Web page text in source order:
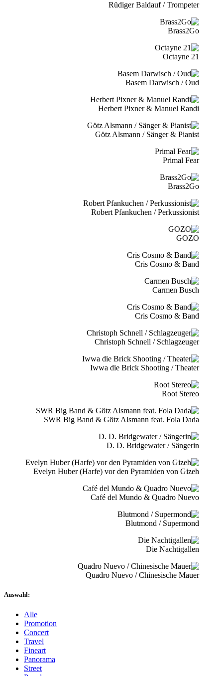
Rüdiger Baldauf / Trompeter
Brass2Go
21 Octayne
Basem Darwisch / Oud
Herbert Pixner & Manuel Randi
Götz Alsmann / Sänger & Pianist
Primal Fear
Brass2Go
Robert Pfankuchen / Perkussionist
GOZO
Cris Cosmo & Band
Carmen Busch
Cris Cosmo & Band
Christoph Schnell / Schlagzeuger
Iwwa die Brick Shooting / Theater
Root Stereo
SWR Big Band & Götz Alsmann feat. Fola Dada
D. D. Bridgewater / Sängerin
Evelyn Huber (Harfe) vor den Pyramiden von Gizeh
Café del Mundo & Quadro Nuevo
Blutmond / Supermond
Die Nachtigallen
Quadro Nuevo / Chinesische Mauer
Auswahl:
Alle
Promotion
Concert
Travel
Fineart
Panorama
Street